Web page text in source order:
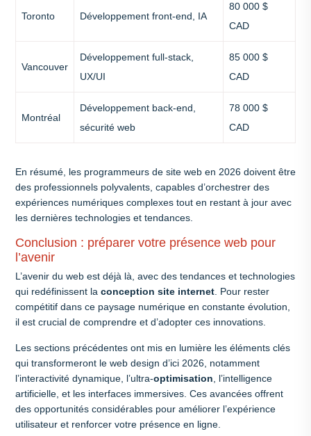
Toronto Développement front-end, IA
80 000 $
CAD
Vancouver
Développement full-stack,
UX/UI
85 000 $
CAD
Montréal
Développement back-end,
sécurité web
78 000 $
CAD
En résumé, les programmeurs de site web en 2026 doivent être
des professionnels polyvalents, capables d’orchestrer des
expériences numériques complexes tout en restant à jour avec
les dernières technologies et tendances.
Conclusion : préparer votre présence web pour
l’avenir
L’avenir du web est déjà là, avec des tendances et technologies
qui redéfinissent la conception site internet . Pour rester
compétitif dans ce paysage numérique en constante évolution,
il est crucial de comprendre et d’adopter ces innovations.
Les sections précédentes ont mis en lumière les éléments clés
qui transformeront le web design d’ici 2026, notamment
l’interactivité dynamique, l’ultra-optimisation , l’intelligence
artificielle, et les interfaces immersives. Ces avancées offrent
des opportunités considérables pour améliorer l’expérience
utilisateur et renforcer votre présence en ligne.